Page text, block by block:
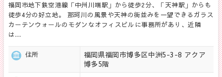
福岡市地下鉄空港線「中州川端駅」から徒歩2分、「天神駅」からも
徒歩4分の好立地。 那珂川の風景や天神の街並みを一望できるガラス
カーテンウォールのモダンなオフィスビルに事務所があり、近隣
は…
住所
福岡県福岡市博多区中洲5-3-8 アクア
博多5階